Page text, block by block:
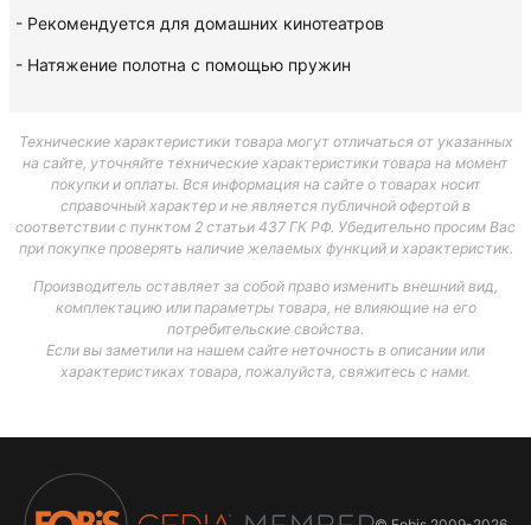
- Рекомендуется для домашних кинотеатров
- Натяжение полотна с помощью пружин
Технические характеристики товара могут отличаться от указанных
на сайте, уточняйте технические характеристики товара на момент
покупки и оплаты. Вся информация на сайте о товарах носит
справочный характер и не является публичной офертой в
соответствии с пунктом 2 статьи 437 ГК РФ. Убедительно просим Вас
при покупке проверять наличие желаемых функций и характеристик.
Производитель оставляет за собой право изменить внешний вид,
комплектацию или параметры товара, не влияющие на его
потребительские свойства.
Если вы заметили на нашем сайте неточность в описании или
характеристиках товара, пожалуйста, свяжитесь с нами.